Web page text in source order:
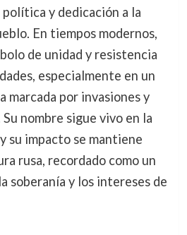
y dedicación a la
En tiempos modernos,
de unidad y resistencia
especialmente en un
marcada por invasiones y
nombre sigue vivo en la
su impacto se mantiene
rusa, recordado como un
soberanía y los intereses de